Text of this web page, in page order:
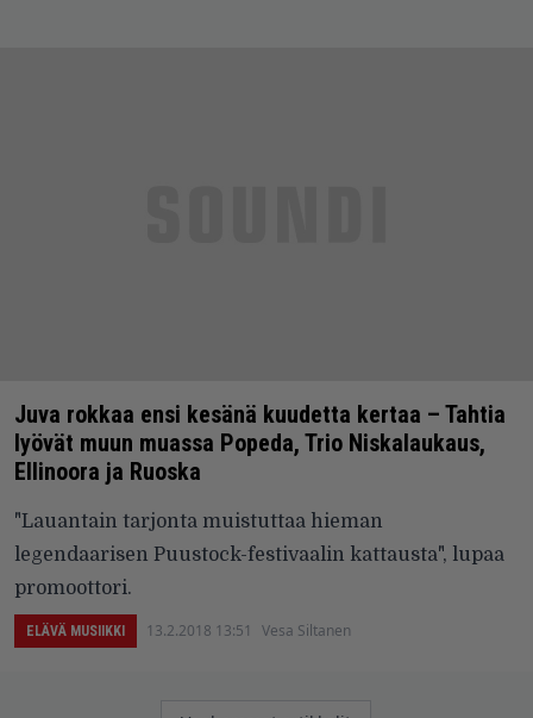
Juva rokkaa ensi kesänä kuudetta kertaa – Tahtia
lyövät muun muassa Popeda, Trio Niskalaukaus,
Ellinoora ja Ruoska
"Lauantain tarjonta muistuttaa hieman
legendaarisen Puustock-festivaalin kattausta", lupaa
promoottori.
ELÄVÄ MUSIIKKI 13.2.2018 13:51 Vesa Siltanen